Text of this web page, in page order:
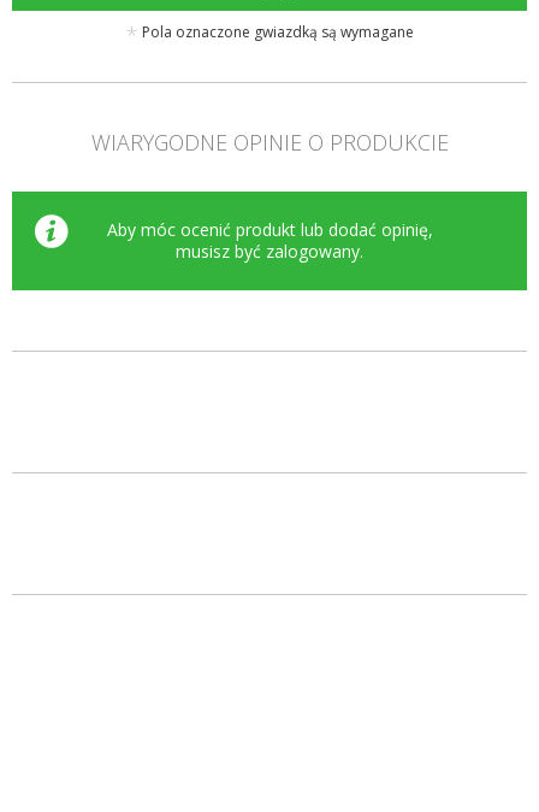
Pola oznaczone gwiazdką są wymagane
WIARYGODNE OPINIE O PRODUKCIE
Aby móc ocenić produkt lub dodać opinię,
musisz być zalogowany.